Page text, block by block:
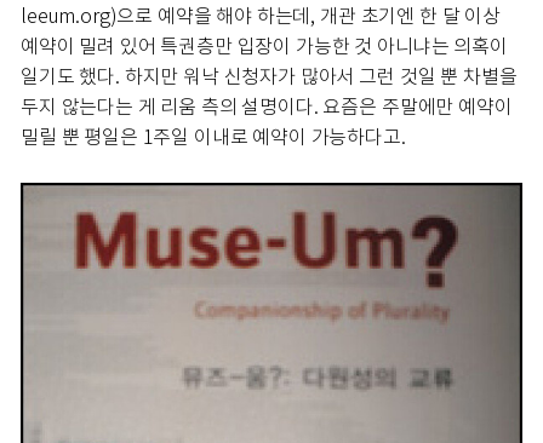
leeum.org)으로 예약을 해야 하는데, 개관 초기엔 한 달 이상
예약이 밀려 있어 특권층만 입장이 가능한 것 아니냐는 의혹이
일기도 했다. 하지만 워낙 신청자가 많아서 그런 것일 뿐 차별을
두지 않는다는 게 리움 측의 설명이다. 요즘은 주말에만 예약이
밀릴 뿐 평일은 1주일 이내로 예약이 가능하다고.